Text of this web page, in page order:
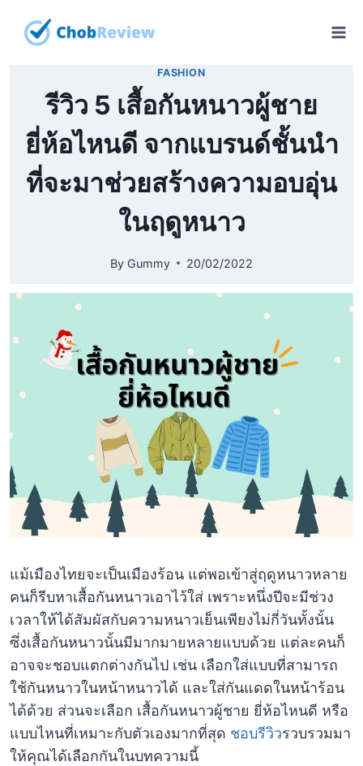
FASHION
รีวิว 5 เสื้อกันหนาวผู้ชาย
ยี่ห้อไหนดี จากแบรนด์ชั้นนำ
ที่จะมาช่วยสร้างความอบอุ่น
ในฤดูหนาว
By Gummy 20/02/2022
แม้เมืองไทยจะเป็นเมืองร้อน แต่พอเข้าสู่ฤดูหนาวหลาย
คนก็รีบหาเสื้อกันหนาวเอาไว้ใส่ เพราะหนึ่งปีจะมีช่วง
เวลาให้ได้สัมผัสกับความหนาวเย็นเพียงไม่กี่วันทั้งนั้น
ซึ่งเสื้อกันหนาวนั้นมีมากมายหลายแบบด้วย แต่ละคนก็
อาจจะชอบแตกต่างกันไป เช่น เลือกใส่แบบที่สามารถ
ใช้กันหนาวในหน้าหนาวได้ และใส่กันแดดในหน้าร้อน
ได้ด้วย ส่วนจะเลือก เสื้อกันหนาวผู้ชาย ยี่ห้อไหนดี หรือ
แบบไหนที่เหมาะกับตัวเองมากที่สุด ชอบรีวิวรวบรวมมา
ให้คุณได้เลือกกันในบทความนี้